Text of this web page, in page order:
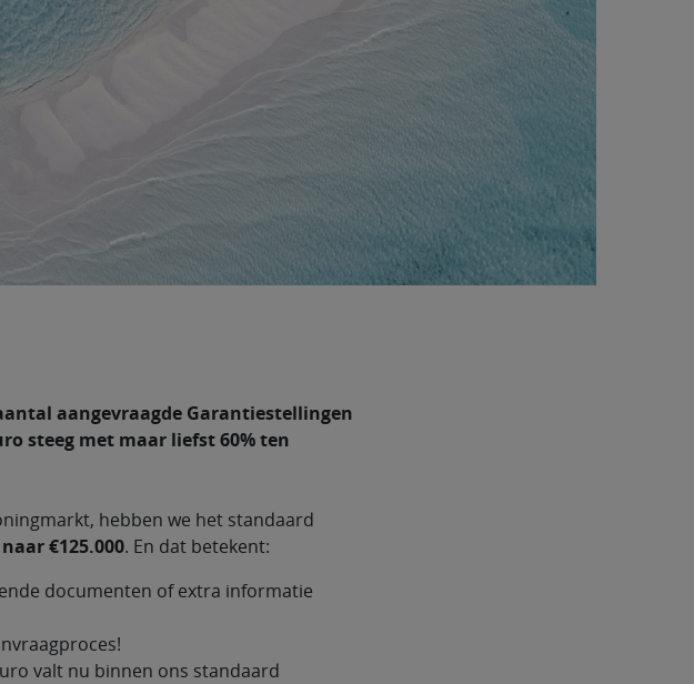
aangevraagde Garantiestellingen
steeg met maar liefst 60% ten
hebben we het standaard
€125.000. En dat betekent:
documenten of extra informatie
valt nu binnen ons standaard